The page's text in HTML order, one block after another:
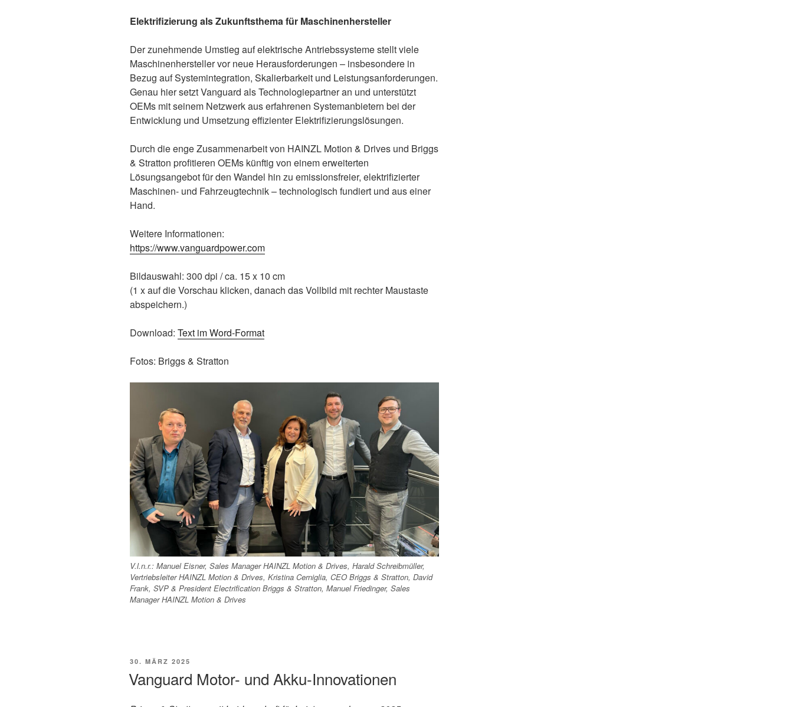
Elektrifizierung als Zukunftsthema für Maschinenhersteller
Der zunehmende Umstieg auf elektrische Antriebssysteme stellt viele
Maschinenhersteller vor neue Herausforderungen – insbesondere in
Bezug auf Systemintegration, Skalierbarkeit und Leistungsanforderungen.
Genau hier setzt Vanguard als Technologiepartner an und unterstützt
OEMs mit seinem Netzwerk aus erfahrenen Systemanbietern bei der
Entwicklung und Umsetzung effizienter Elektrifizierungslösungen.
Durch die enge Zusammenarbeit von HAINZL Motion & Drives und Briggs
& Stratton profitieren OEMs künftig von einem erweiterten
Lösungsangebot für den Wandel hin zu emissionsfreier, elektrifizierter
Maschinen- und Fahrzeugtechnik – technologisch fundiert und aus einer
Hand.
Weitere Informationen:
https://www.vanguardpower.com
Bildauswahl: 300 dpi / ca. 15 x 10 cm
(1 x auf die Vorschau klicken, danach das Vollbild mit rechter Maustaste
abspeichern.)
Download: Text im Word-Format
Fotos: Briggs & Stratton
V.l.n.r.: Manuel Eisner, Sales Manager HAINZL Motion & Drives, Harald Schreibmüller,
Vertriebsleiter HAINZL Motion & Drives, Kristina Cerniglia, CEO Briggs & Stratton, David
Frank, SVP & President Electrification Briggs & Stratton, Manuel Friedinger, Sales
Manager HAINZL Motion & Drives
VERÖFFENTLICHT
30. MÄRZ 2025
Vanguard Motor- und Akku-Innovationen